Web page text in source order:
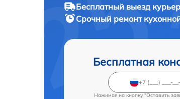
Бесплатный выезд
Срочный ремонт
Бесплатная
Нажимая на кнопку "Оставить